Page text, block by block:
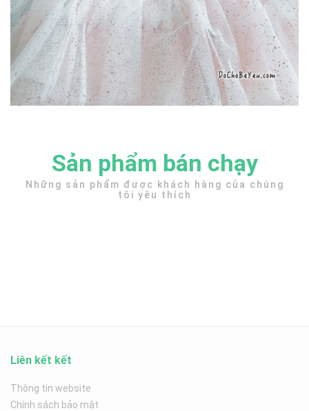
Sản phẩm bán chạy
Những sản phẩm được khách hàng của chúng
tôi yêu thích
Liên kết kết
Thông tin website
Chính sách bảo mật